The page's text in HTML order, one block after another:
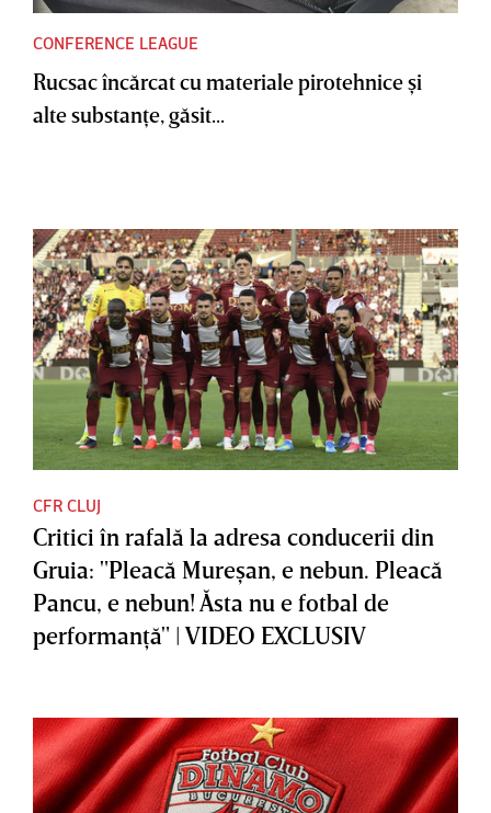
CONFERENCE LEAGUE
Rucsac încărcat cu materiale pirotehnice şi
alte substanţe, găsit...
CFR CLUJ
Critici în rafală la adresa conducerii din
Gruia: "Pleacă Mureşan, e nebun. Pleacă
Pancu, e nebun! Ăsta nu e fotbal de
performanţă" | VIDEO EXCLUSIV